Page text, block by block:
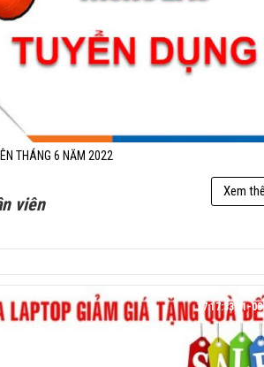
THÁNG 6 NĂM 2022
viên
Xem
17:17:33 21-